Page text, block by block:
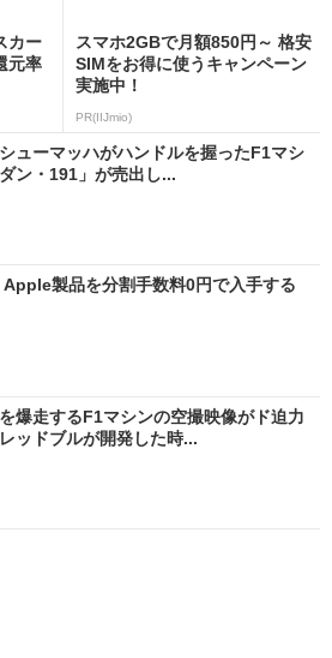
カー
元率
スマホ2GBで月額850円～ 格安
SIMをお得に使うキャンペーン
実施中！
PR(IIJmio)
ューマッハがハンドルを握ったF1マシ
ン・191」が売出し...
Apple製品を分割手数料0円で入手する
爆走するF1マシンの空撮映像がド迫力
ッドブルが開発した時...